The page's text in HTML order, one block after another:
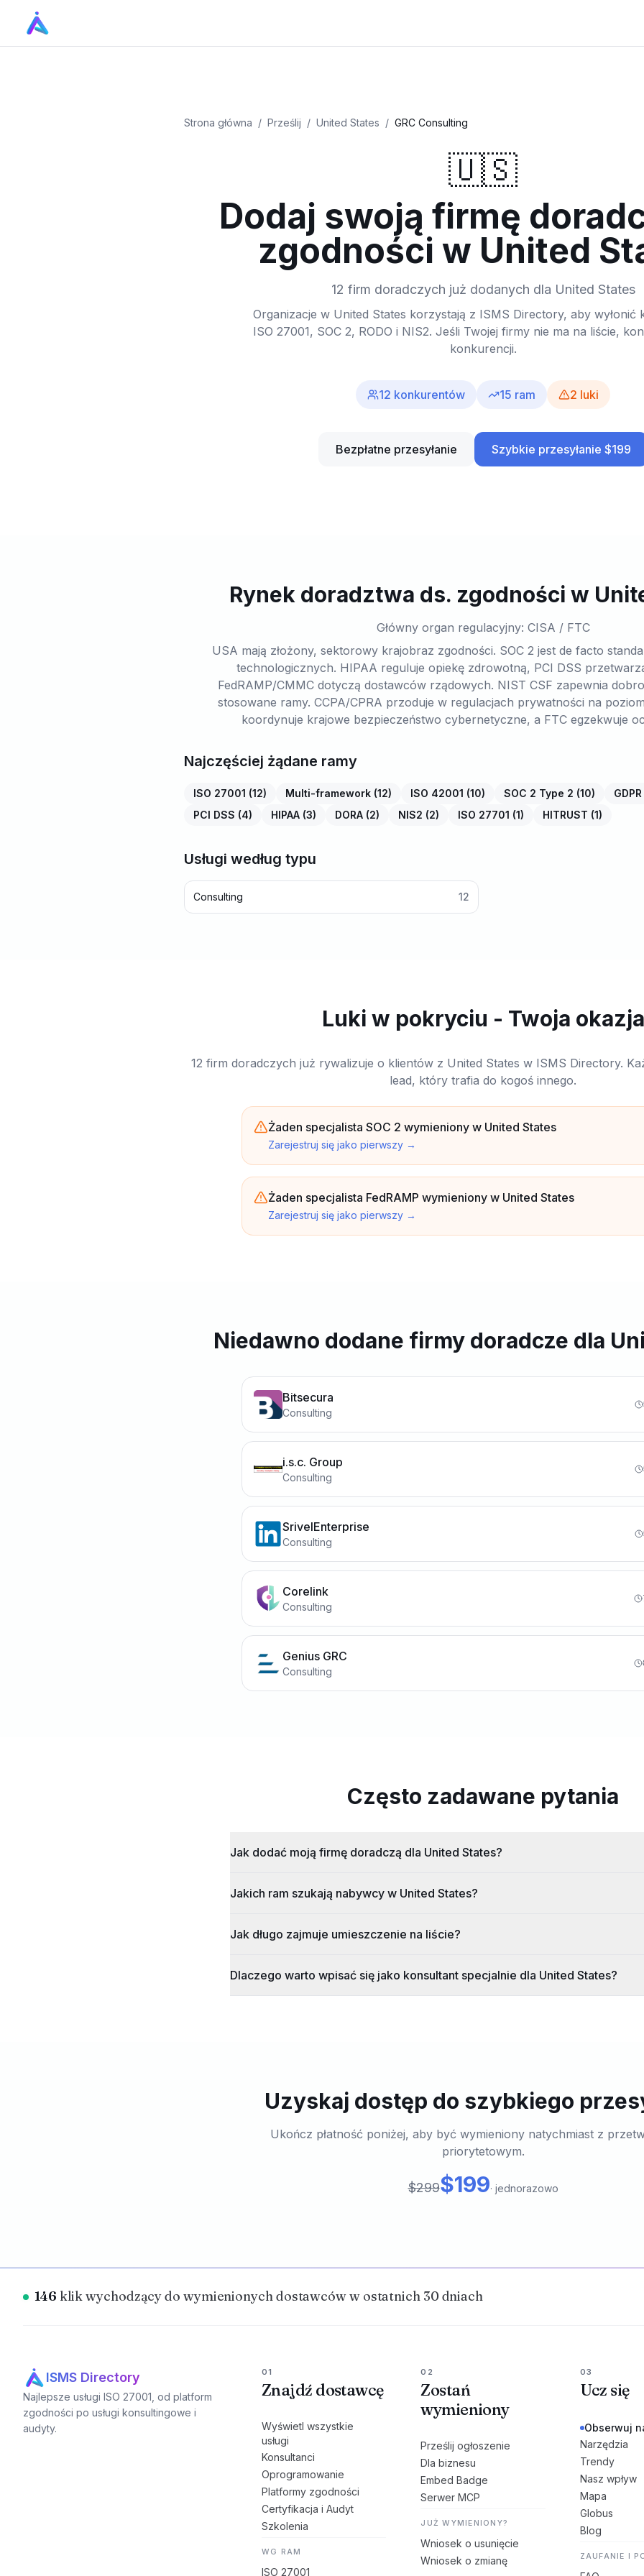
Strona główna / Prześlij / United States / GRC Consulting
🇺🇸
Dodaj swoją firmę
zgodności w United
12 firm doradczych już dodanych dla United States
Organizacje w United States korzystają z ISMS Directory, aby wyłonić
ISO 27001, SOC 2, RODO i NIS2. Jeśli Twojej firmy nie ma na liście,
konkurencji.
12 konkurentów 15 ram 2 luki
Bezpłatne przesyłanie Szybkie przesyłanie $199
Rynek doradztwa ds. zgodności w
Główny organ regulacyjny: CISA / FTC
USA mają złożony, sektorowy krajobraz zgodności. SOC 2 jest de facto
technologicznych. HIPAA reguluje opiekę zdrowotną, PCI DSS
FedRAMP/CMMC dotyczą dostawców rządowych. NIST CSF zapewnia
stosowane ramy. CCPA/CPRA przoduje w regulacjach prywatności na
koordynuje krajowe bezpieczeństwo cybernetyczne, a FTC egzekwuje
Najczęściej żądane ramy
ISO 27001 (12) Multi-framework (12) ISO 42001 (10) SOC 2 Type 2 (10) GDPR
PCI DSS (4) HIPAA (3) DORA (2) NIS2 (2) ISO 27701 (1) HITRUST (1)
Usługi według typu
Consulting 12
Luki w pokryciu - Twoja okazja
12 firm doradczych już rywalizuje o klientów z United States w ISMS Directory.
lead, który trafia do kogoś innego.
Żaden specjalista SOC 2 wymieniony w United States
Zarejestruj się jako pierwszy →
Żaden specjalista FedRAMP wymieniony w United States
Zarejestruj się jako pierwszy →
Niedawno dodane firmy doradcze dla
Bitsecura
Consulting
i.s.c. Group
Consulting
SrivelEnterprise
Consulting
Corelink
Consulting
Genius GRC
Consulting
Często zadawane pytania
Jak dodać moją firmę doradczą dla United States?
Jakich ram szukają nabywcy w United States?
Jak długo zajmuje umieszczenie na liście?
Dlaczego warto wpisać się jako konsultant specjalnie dla United States?
Uzyskaj dostęp do szybkiego
Ukończ płatność poniżej, aby być wymieniony natychmiast z
priorytetowym.
$299$199· jednorazowo
146 klik wychodzący do wymienionych dostawców w ostatnich 30 dniach
ISMS Directory
Najlepsze usługi ISO 27001, od platform
zgodności po usługi konsultingowe i
audyty.
01
Znajdź dostawcę
Wyświetl wszystkie
usługi
Konsultanci
Oprogramowanie
Platformy zgodności
Certyfikacja i Audyt
Szkolenia
WG RAM
ISO 27001
02
Zostań
wymieniony
Prześlij ogłoszenie
Dla biznesu
Embed Badge
Serwer MCP
JUŻ WYMIENIONY?
Wniosek o usunięcie
Wniosek o zmianę
03
Ucz się
Obserwuj
Narzędzia
Trendy
Nasz wpływ
Mapa
Globus
Blog
ZAUFANIE I